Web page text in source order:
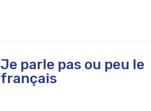
Je parle pas ou peu le
français